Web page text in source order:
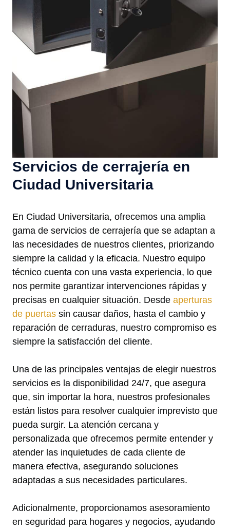
Servicios de cerrajería en
Ciudad Universitaria
En Ciudad Universitaria, ofrecemos una amplia
gama de servicios de cerrajería que se adaptan a
las necesidades de nuestros clientes, priorizando
siempre la calidad y la eficacia. Nuestro equipo
técnico cuenta con una vasta experiencia, lo que
nos permite garantizar intervenciones rápidas y
precisas en cualquier situación. Desde aperturas
de puertas sin causar daños, hasta el cambio y
reparación de cerraduras, nuestro compromiso es
siempre la satisfacción del cliente.
Una de las principales ventajas de elegir nuestros
servicios es la disponibilidad 24/7, que asegura
que, sin importar la hora, nuestros profesionales
están listos para resolver cualquier imprevisto que
pueda surgir. La atención cercana y
personalizada que ofrecemos permite entender y
atender las inquietudes de cada cliente de
manera efectiva, asegurando soluciones
adaptadas a sus necesidades particulares.
Adicionalmente, proporcionamos asesoramiento
en seguridad para hogares y negocios, ayudando